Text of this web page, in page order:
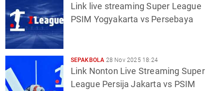
Link live streaming Super League
PSIM Yogyakarta vs Persebaya
SEPAKBOLA 28 Nov 2025 18:24
Link Nonton Live Streaming Super
League Persija Jakarta vs PSIM